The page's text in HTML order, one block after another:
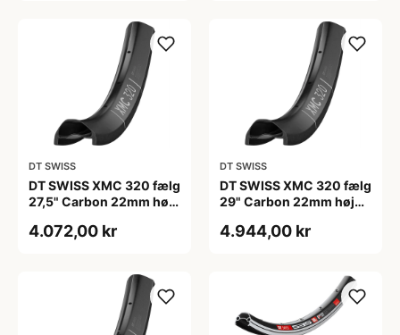
DT SWISS
DT SWISS XMC 320 fælg
27,5" Carbon 22mm høj
4.072,00 kr
DT SWISS
DT SWISS XMC 320 fælg
29" Carbon 22mm høj
4.944,00 kr